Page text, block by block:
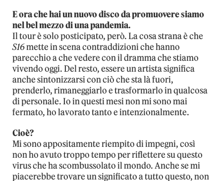
E ora che hai un nuovo disco da promuovere siamo
nel bel mezzo di una pandemia.
Il tour è solo posticipato, però. La cosa strana è che
S16mette in scena contraddizioni che hanno
parecchio a che vedere con il dramma che stiamo
vivendo oggi. Del resto, essere un artista significa
anche sintonizzarsi con ciò che sta là fuori,
prenderlo, rimaneggiarlo e trasformarlo in qualcosa
di personale. Io in questi mesi non mi sono mai
fermato, ho lavorato tanto e intenzionalmente.
Cioè?
Mi sono appositamente riempito di impegni, così
non ho avuto troppo tempo per riflettere su questo
virus che ha scombussolato il mondo. Anche se mi
piacerebbe trovare un significato a tutto questo, non